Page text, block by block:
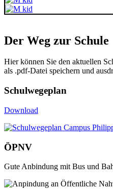
Der Weg zur Schule
Hier können Sie den aktuellen
als .pdf-Datei speichern und
Schulwegeplan
Download
ÖPNV
Gute Anbindung mit Bus und